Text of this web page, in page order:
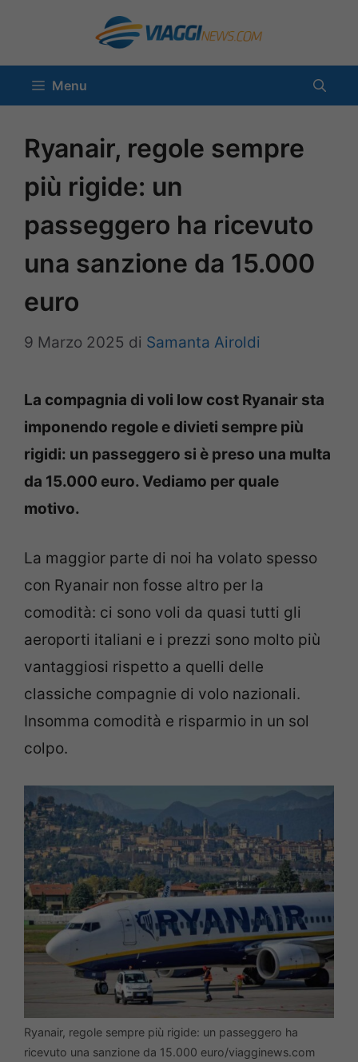
contenuto
Menu
Ryanair, regole sempre
più rigide: un
passeggero ha ricevuto
una sanzione da 15.000
euro
9 Marzo 2025 di Samanta Airoldi
La compagnia di voli low cost Ryanair sta
imponendo regole e divieti sempre più
rigidi: un passeggero si è preso una multa
da 15.000 euro. Vediamo per quale
motivo.
La maggior parte di noi ha volato spesso
con Ryanair non fosse altro per la
comodità: ci sono voli da quasi tutti gli
aeroporti italiani e i prezzi sono molto più
vantaggiosi rispetto a quelli delle
classiche compagnie di volo nazionali.
Insomma comodità e risparmio in un sol
colpo.
Ryanair, regole sempre più rigide: un passeggero ha
ricevuto una sanzione da 15.000 euro/viagginews.com